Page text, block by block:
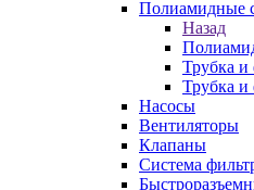
Полиамидные
Назад
Трубка
Трубка
Насосы
Вентиляторы
Клапаны
Система